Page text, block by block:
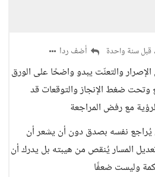
قبل سنة واحدة أضف ردا
والتعنّت يبدو واضحًا على الورق
وتحت ضغط الإنجاز والتوقعات قد
مع رفض المراجعة
يُراجع نفسه بصدق دون أن يشعر أن
المسار يُنقص من هيبته بل يدرك أن
وليست ضعفًا